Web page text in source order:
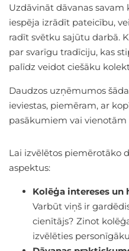
Uzdāvināt dāvanas
iespēja izrādīt pateicību,
radīt svētku sajūtu darbā.
par svarīgu tradīciju, kas
palīdz veidot ciešāku
Daudzos uzņēmumos
ieviestas, piemēram, ar
pasākumiem vai vienotām
Lai izvēlētos piemērotāko
aspektus:
Kolēģa intereses un
Varbūt viņš ir
cienītājs? Zinot
izvēlēties